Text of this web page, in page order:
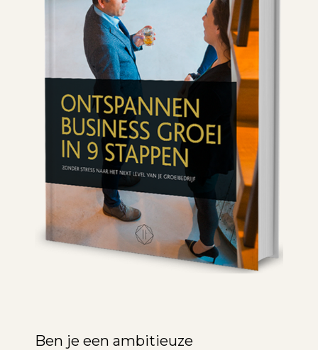
Ben je een ambitieuze